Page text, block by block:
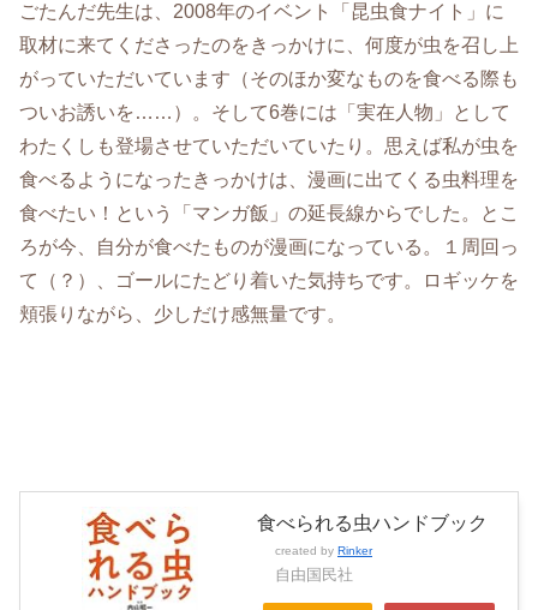
ごたんだ先生は、2008年のイベント「昆虫食ナイト」に
取材に来てくださったのをきっかけに、何度が虫を召し上
がっていただいています（そのほか変なものを食べる際も
ついお誘いを……）。そして6巻には「実在人物」として
わたくしも登場させていただいていたり。思えば私が虫を
食べるようになったきっかけは、漫画に出てくる虫料理を
食べたい！という「マンガ飯」の延長線からでした。とこ
ろが今、自分が食べたものが漫画になっている。１周回っ
て（？）、ゴールにたどり着いた気持ちです。ロギッケを
頬張りながら、少しだけ感無量です。
食べられる虫ハンドブック
created by Rinker
自由国民社